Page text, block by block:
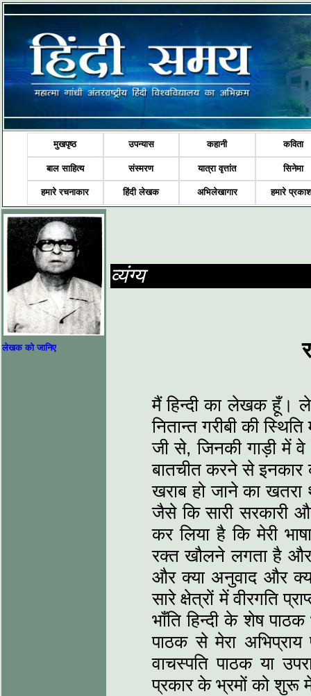
मुखपृष्ठ उपन्यास कहानी कविता
बाल साहित्य संस्मरण यात्रा वृत्तांत सिनेमा
हमारे रचनाकार हिंदी लेखक अभिलेखागार हमारे
लेखक को जानिए
व्यंग्य
मैं हिन्‍दी का लेखक हूँ।
नितान्‍त गरीबी की
जी से, जिनकी गाड़ी में
बातचीत करने से इनकार
खराब हो जाने का
जैसे कि सारी सरकारी
कर लिया है कि मेरी
रक्‍त खौलने लगता है
और क्‍या अनुवाद और
सारे क्षेत्रों में वीरगति
भाँति हिन्‍दी के शेष
पाठक से मेरा
वाचस्‍पति पाठक या
प्रकार के भ्रमों को शुरू